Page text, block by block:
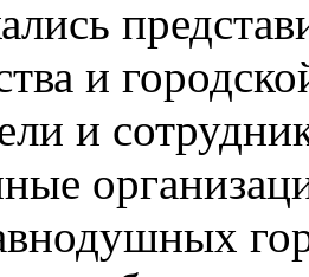
и
и